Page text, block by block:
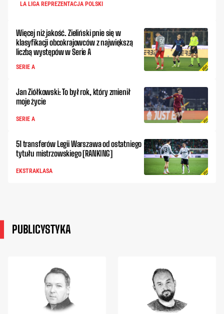
LA LIGA REPREZENTACJA POLSKI
Więcej niż jakość. Zieliński pnie się w
klasyfikacji obcokrajowców z największą
liczbą występów w Serie A
SERIE A
Jan Ziółkowski: To był rok, który zmienił
moje życie
SERIE A
51 transferów Legii Warszawa od ostatniego
tytułu mistrzowskiego [RANKING]
EKSTRAKLASA
PUBLICYSTYKA